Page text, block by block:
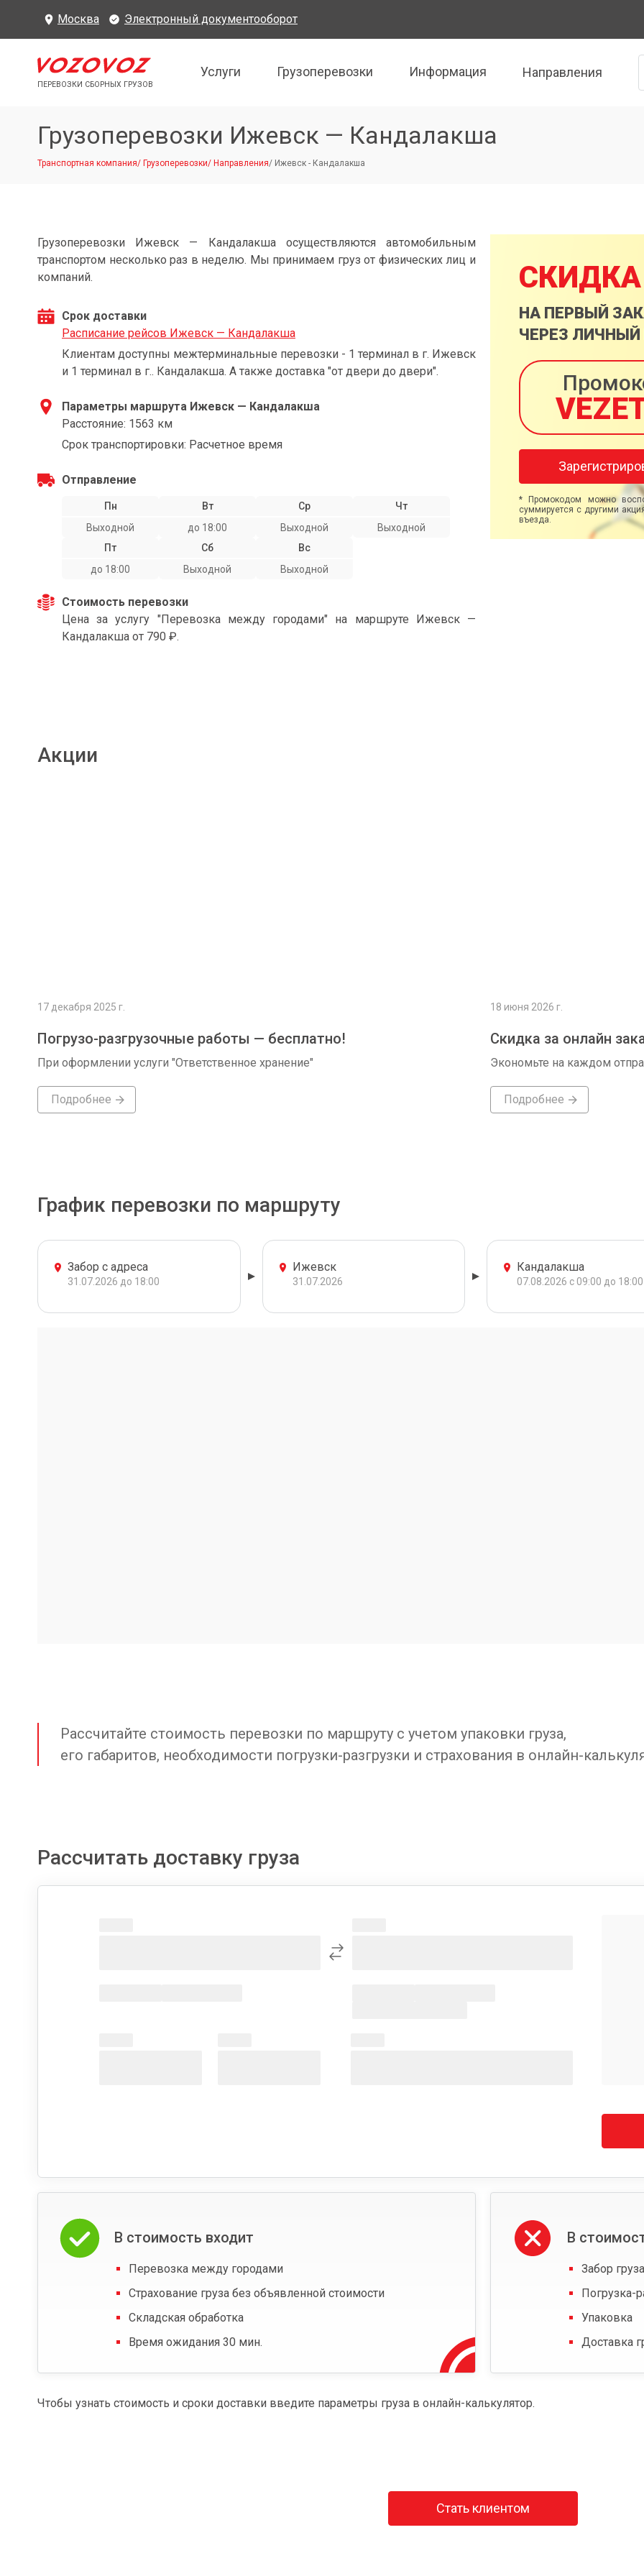
Москва Электронный документооборот
ПЕРЕВОЗКИ СБОРНЫХ ГРУЗОВ
Услуги Грузоперевозки Информация Направления
Грузоперевозки Ижевск — Кандалакша
Транспортная компания/ Грузоперевозки/ Направления/ Ижевск - Кандалакша
Грузоперевозки Ижевск — Кандалакша осуществляются автомобильным
транспортом несколько раз в неделю. Мы принимаем груз от физических лиц и
компаний.
Срок доставки
Расписание рейсов Ижевск — Кандалакша
Клиентам доступны межтерминальные перевозки - 1 терминал в г. Ижевск
и 1 терминал в г.. Кандалакша. А также доставка "от двери до двери".
Параметры маршрута Ижевск — Кандалакша
Расстояние: 1563 км
Срок транспортировки: Расчетное время
Отправление
Пн
Выходной
Вт
до 18:00
Ср
Выходной
Чт
Выходной
Пт
до 18:00
Сб
Выходной
Вс
Выходной
Стоимость перевозки
Цена за услугу "Перевозка между городами" на маршруте Ижевск —
Кандалакша от 790 ₽.
СКИДКА
НА ПЕРВЫЙ
ЧЕРЕЗ ЛИЧНЫЙ
* Промокодом можно
суммируется с другими
въезда.
Акции
17 декабря 2025 г.
Погрузо-разгрузочные работы — бесплатно!
При оформлении услуги "Ответственное хранение"
Подробнее
18 июня 2026 г.
Скидка за онлайн
Экономьте на каждом
Подробнее
График перевозки по маршруту
Забор с адреса
31.07.2026 до 18:00
Ижевск
31.07.2026
Кандалакша
07.08.2026 с 09:00 до 18:00
Рассчитайте стоимость перевозки по маршруту с учетом упаковки груза,
его габаритов, необходимости погрузки-разгрузки и страхования в онлайн-
Рассчитать доставку груза
В стоимость входит
Перевозка между городами
Страхование груза без объявленной стоимости
Складская обработка
Время ожидания 30 мин.
В
Забор
Погрузка-
Упаковка
Доставка
Чтобы узнать стоимость и сроки доставки введите параметры груза в онлайн-калькулятор.
Стать клиентом